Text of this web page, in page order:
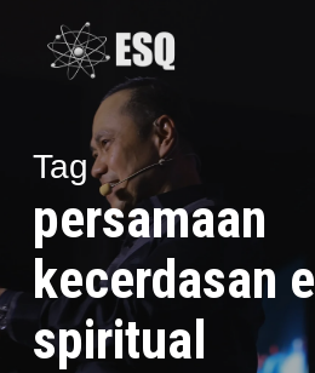
Tag
persamaan
kecerdasan
spiritual